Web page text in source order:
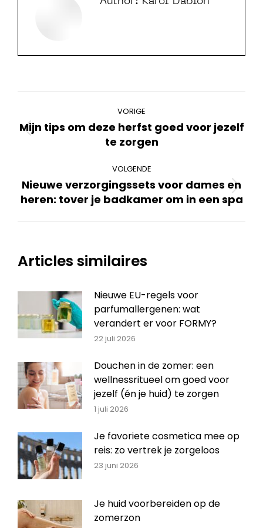
navigatie
VORIGE
Vorig
bericht
Mijn tips om deze herfst goed voor jezelf
te zorgen
VOLGENDE
Volgend
bericht
Nieuwe verzorgingssets voor dames en
heren: tover je badkamer om in een spa
Articles similaires
Nieuwe EU-regels voor
parfumallergenen: wat
verandert er voor FORMY?
22 juli 2026
Douchen in de zomer: een
wellnessritueel om goed voor
jezelf (én je huid) te zorgen
1 juli 2026
Je favoriete cosmetica mee op
reis: zo vertrek je zorgeloos
23 juni 2026
Je huid voorbereiden op de
zomerzon